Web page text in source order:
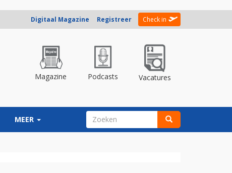
Digitaal Magazine Registreer Check in
Magazine Podcasts Vacatures
MEER ZOEKVELD